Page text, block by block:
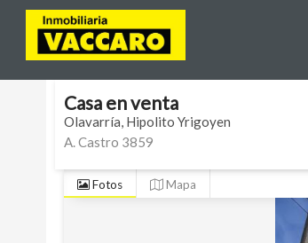
Casa enventa
Olavarría Hipolito Yrigoyen
A. Castro 3859
Fotos Mapa